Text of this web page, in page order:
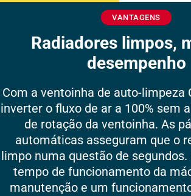
Radiadores limpos,
desempenho
VANTAGENS
Com a ventoinha de auto-limpeza
inverter o fluxo de ar a 100% sem
de rotação da ventoinha. As
automáticas asseguram que o
limpo numa questão de
tempo de funcionamento da
manutenção e um